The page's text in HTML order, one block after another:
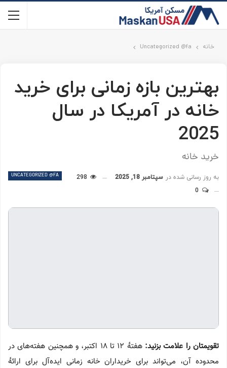
خانه Uncategorized @fa
بهترین بازه زمانی برای خرید
خانه در آمریکا در سال
2025
خرید خانه
UNCATEGORIZED @FA به روز رسانی شده در سپتامبر 18, 2025
تقویمتان را علامت بزنید:
هفتهٔ ۱۲ تا ۱۸ اکتبر، و همچنین هفته‌های در
محدوده آن، می‌تواند برای خریداران خانه زمانی ایده‌آل برای ارائهٔ